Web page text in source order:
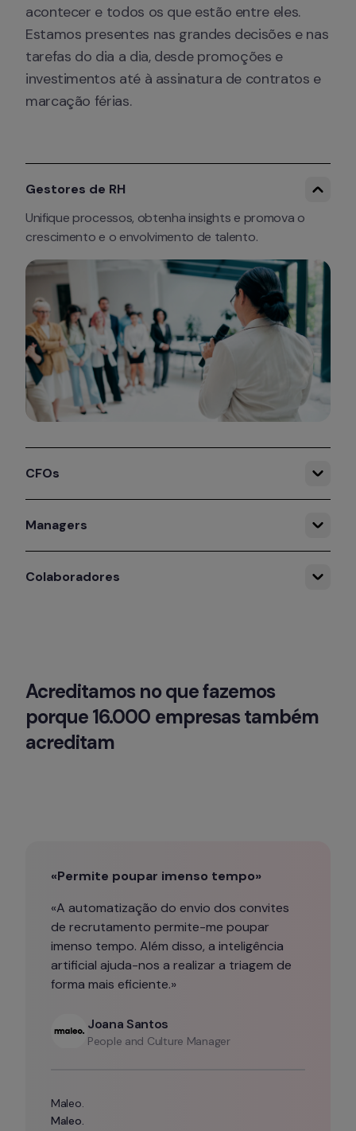
acontecer e todos os que estão entre eles.
Estamos presentes nas grandes decisões e nas
tarefas do dia a dia, desde promoções e
investimentos até à assinatura de contratos e
marcação férias.
Gestores de RH
Unifique processos, obtenha insights e promova o
crescimento e o envolvimento de talento.
CFOs
Managers
Colaboradores
Acreditamos no que fazemos
porque 16.000 empresas também
acreditam
«Permite poupar imenso tempo»
«A automatização do envio dos convites
de recrutamento permite-me poupar
imenso tempo. Além disso, a inteligência
artificial ajuda-nos a realizar a triagem de
forma mais eficiente.»
Joana Santos
People and Culture Manager
Maleo.
Maleo.